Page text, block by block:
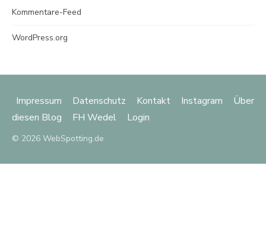
Kommentare-Feed
WordPress.org
Impressum Datenschutz Kontakt Instagram
Über
diesen Blog
FH Wedel Login
© 2026 WebSpotting.de